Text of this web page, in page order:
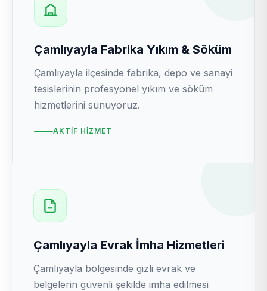
Çamlıyayla Fabrika Yıkım & Söküm
Çamlıyayla ilçesinde fabrika, depo ve sanayi
tesislerinin profesyonel yıkım ve söküm
hizmetlerini sunuyoruz.
AKTIF HIZMET
Çamlıyayla Evrak İmha Hizmetleri
Çamlıyayla bölgesinde gizli evrak ve
belgelerin güvenli şekilde imha edilmesi